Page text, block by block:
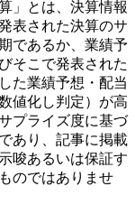
」とは、決算情報
表された決算のサ
であるか、業績予
そこで発表された
た業績予想・配当
値化し判定）が高
プライズ度に基づ
あり、記事に掲載
唆あるいは保証す
のではありませ